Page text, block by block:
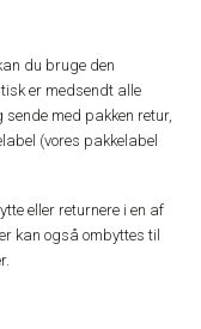
du bruge den
er medsendt alle
med pakken retur,
(vores pakkelabel
eller returnere i en af
kan også ombyttes til